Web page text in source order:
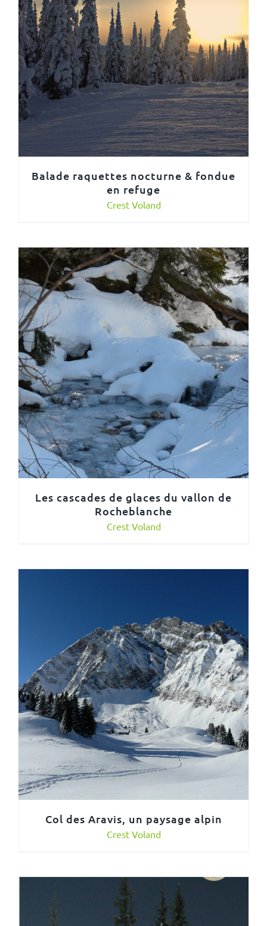
Balade raquettes nocturne & fondue
en refuge
Crest Voland
Les cascades de glaces du vallon de
Rocheblanche
Crest Voland
Col des Aravis, un paysage alpin
Crest Voland